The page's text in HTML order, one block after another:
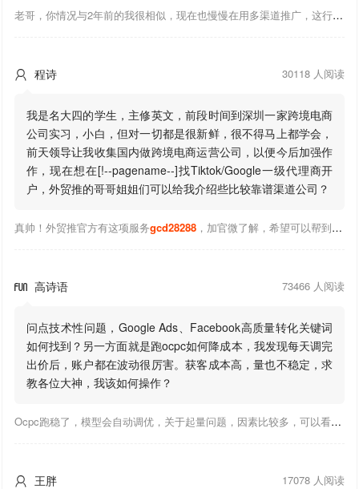
老哥，你情况与2年前的我很相似，现在也慢慢在用多渠道推广，这行有钱景，你有基础上手会比较快，不必担心。至于Google还是Facebook哪好上手，我是Google广告入手，现在迷上外贸推关注大神们的营销推广干货。有空你也可多泡下这站，真能学到不少东西；希望可以帮到你！
 程诗 30118 人阅读
我是名大四的学生，主修英文，前段时间到深圳一家跨境电商
公司实习，小白，但对一切都是很新鲜，很不得马上都学会，
前天领导让我收集国内做跨境电商运营公司，以便今后加强作
作，现在想在[!--pagename--]找Tiktok/Google一级代理商开
户，外贸推的哥哥姐姐们可以给我介绍些比较靠谱渠道公司？
真帅！外贸推官方有这项服务gcd28288，加官微了解，希望可以帮到你！
 高诗语 73466 人阅读
问点技术性问题，Google Ads、Facebook高质量转化关键词
如何找到？另一方面就是跑ocpc如何降成本，我发现每天调完
出价后，账户都在波动很厉害。获客成本高，量也不稳定，求
教各位大神，我该如何操作？
Ocpc跑稳了，模型会自动调优，关于起量问题，因素比较多，可以看下靠谱推大神出的干货文章，都是经验总结，应该可以找到对应解决。
 王胖 17078 人阅读